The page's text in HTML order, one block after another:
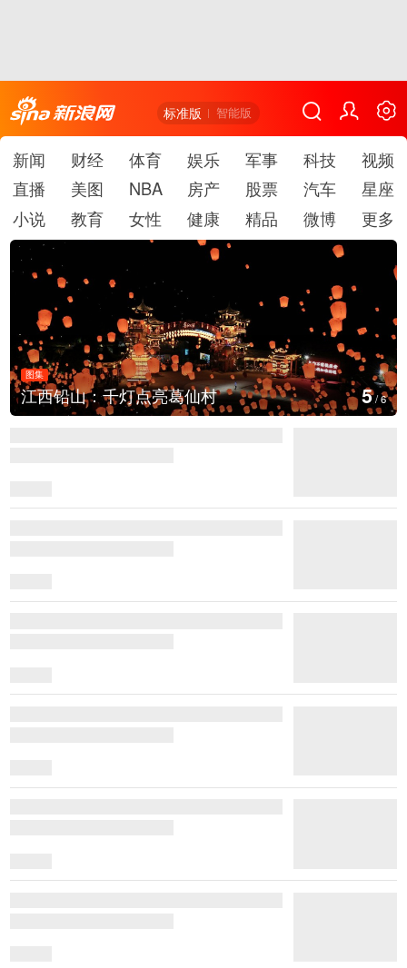
标准版 智能版
新闻 财经 体育 娱乐 军事 科技
视频
直播
美图 NBA 房产 股票 汽车
星座
小说
教育 女性 健康 精品 微博 更多
图集
江西铅山：千灯点亮葛仙村 5/6